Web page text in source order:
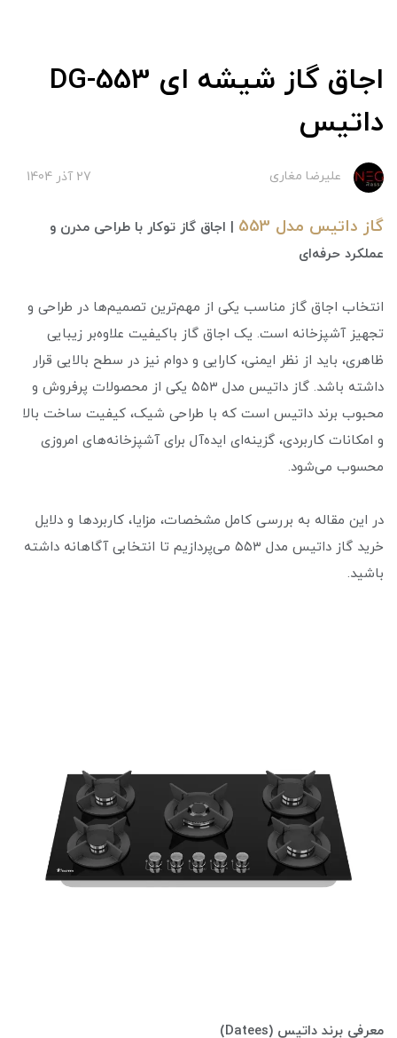
اجاق گاز شیشه ای DG-553
داتیس
علیرضا مغاری 27 آذر 1404
گاز داتیس مدل 553
| اجاق گاز توکار با طراحی مدرن و
عملکرد حرفه‌ای
انتخاب اجاق گاز مناسب یکی از مهم‌ترین تصمیم‌ها در طراحی و
تجهیز آشپزخانه است. یک اجاق گاز باکیفیت علاوه‌بر زیبایی
ظاهری، باید از نظر ایمنی، کارایی و دوام نیز در سطح بالایی قرار
داشته باشد. گاز داتیس مدل ۵۵۳ یکی از محصولات پرفروش و
محبوب برند داتیس است که با طراحی شیک، کیفیت ساخت بالا
و امکانات کاربردی، گزینه‌ای ایده‌آل برای آشپزخانه‌های امروزی
محسوب می‌شود.
در این مقاله به بررسی کامل مشخصات، مزایا، کاربردها و دلایل
خرید گاز داتیس مدل ۵۵۳ می‌پردازیم تا انتخابی آگاهانه داشته
باشید.
معرفی برند داتیس (Datees)